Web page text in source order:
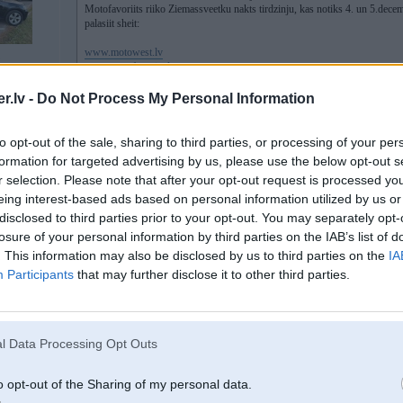
- Do Not Process My Personal Information
opt-out of the sale, sharing to third parties, or processing of your
for targeted advertising by us, please use the below opt-out
selection. Please note that after your opt-out request is processed
interest-based ads based on personal information utilized by us
to third parties prior to your opt-out. You may separately
of your personal information by third parties on the IAB’s list of
This information may also be disclosed by us to third parties on the
Participants that may further disclose it to other third parties.
Data Processing Opt Outs
opt-out of the Sharing of my personal data.
Motofavoriits riiko Ziemassveetku nakts tirdzinju, kas notiks 4. un
palasiit sheit:
www.motowest.lv
www.motofavorits.lv
Pardodu Hondu crf 450x 2006.gada, ideala stavokli, veikta apkope mocis
nav dzits pa gonkam, pedejo pusotru gadu laika vispar tikkai paris reizes
CENA: 2000Ls
MOB.TEL:. 27064688